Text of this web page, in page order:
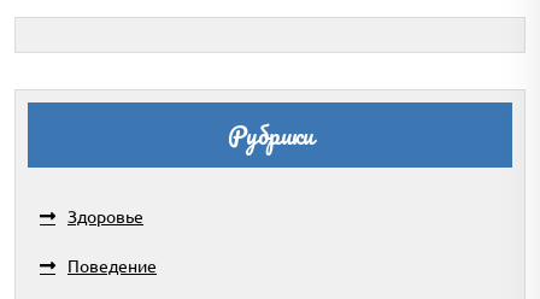
Рубрики
Здоровье
Поведение